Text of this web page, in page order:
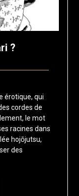
?
érotique, qui
cordes de
le mot
racines dans
hojōjutsu,
des